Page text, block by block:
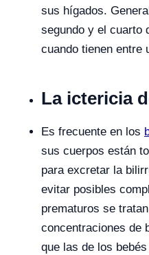
sus hígados.
segundo y el cuarto
cuando tienen entre
La ictericia
Es frecuente en los
sus cuerpos están
para excretar la
evitar posibles
prematuros se
concentraciones de
que las de los